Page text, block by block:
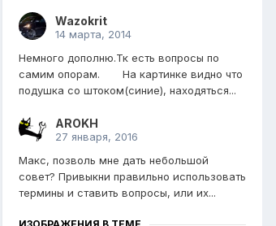
Wazokrit
14 марта, 2014
Немного дополню.Тк есть вопросы по
самим опорам. На картинке видно что
подушка со штоком(синие), находяться...
AROKH
27 января, 2016
Макс, позволь мне дать небольшой
совет? Привыкни правильно использовать
термины и ставить вопросы, или их...